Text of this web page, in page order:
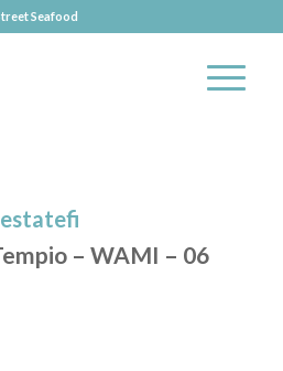
Seafood
estatefi
– WAMI – 06